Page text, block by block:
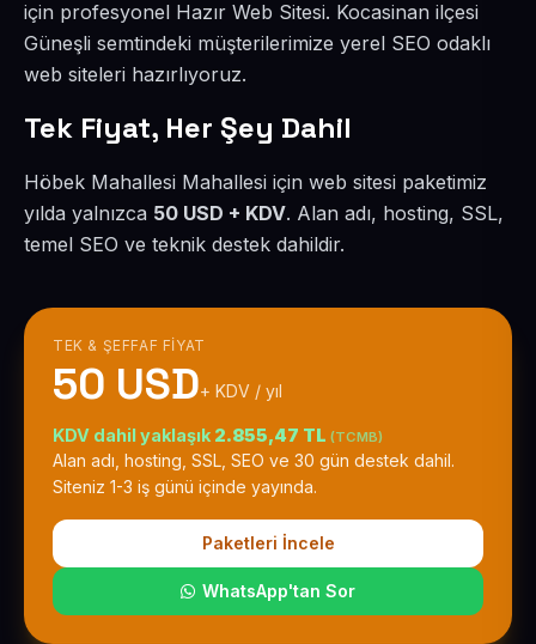
için profesyonel Hazır Web Sitesi. Kocasinan ilçesi
Güneşli semtindeki müşterilerimize yerel SEO odaklı
web siteleri hazırlıyoruz.
Tek Fiyat, Her Şey Dahil
Höbek Mahallesi Mahallesi için web sitesi paketimiz
yılda yalnızca 50 USD + KDV. Alan adı, hosting, SSL,
temel SEO ve teknik destek dahildir.
TEK & ŞEFFAF FIYAT
50 USD+ KDV / yıl
KDV dahil yaklaşık 2.855,47 TL (TCMB)
Alan adı, hosting, SSL, SEO ve 30 gün destek dahil.
Siteniz 1-3 iş günü içinde yayında.
Paketleri İncele
WhatsApp'tan Sor